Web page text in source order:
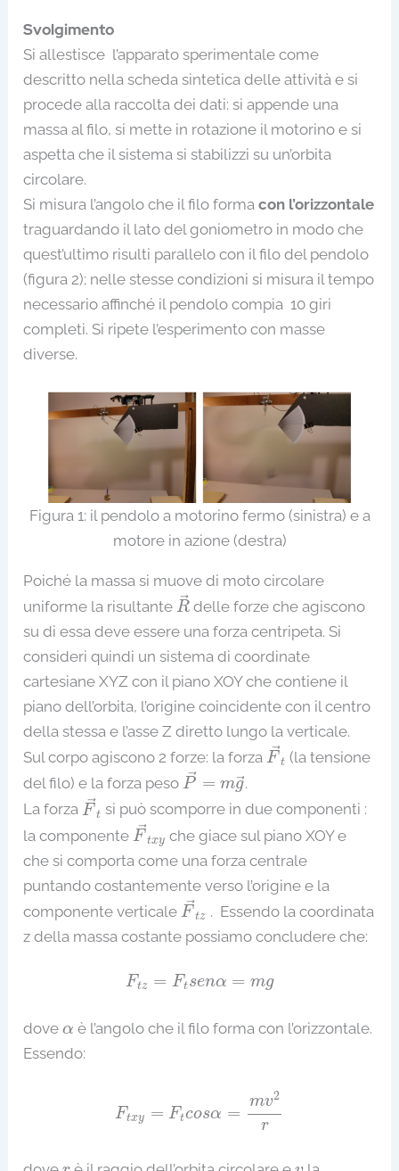
Svolgimento
Si allestisce l’apparato sperimentale come
descritto nella scheda sintetica delle attività e si
procede alla raccolta dei dati: si appende una
massa al filo, si mette in rotazione il motorino e si
aspetta che il sistema si stabilizzi su un’orbita
circolare.
Si misura l’angolo che il filo formacon l’orizzontale
traguardando il lato del goniometro in modo che
quest’ultimo risulti parallelo con il filo del pendolo
(figura 2); nelle stesse condizioni si misura il tempo
necessario affinché il pendolo compia 10 giri
completi. Si ripete l’esperimento con masse
diverse.
Figura 1: il pendolo a motorino fermo (sinistra) e a
motore in azione (destra)
Poiché la massa si muove di moto circolare
uniforme la risultante →
R
R
delle forze che agiscono
su di essa deve essere una forza centripeta. Si
consideri quindi un sistema di coordinate
cartesiane XYZ con il piano XOY che contiene il
piano dell’orbita, l’origine coincidente con il centro
della stessa e l’asse Z diretto lungo la verticale.
Sul corpo agiscono 2 forze: la forza →
F t
F→
(la tensione
del filo) e la forza peso →
P = m→
g
P→ g
.
La forza →
F t
F→
si può scomporre in due componenti :
la componente →
F txy
F→
che giace sul piano XOY e
che si comporta come una forza centrale
puntando costantemente verso l’origine e la
componente verticale →
F tz
F→
. Essendo la coordinata
z della massa costante possiamo concludere che:
Ftz = Ftsenα = mg
F Ft senα mg
doveα
α è l’angolo che il filo forma con l’orizzontale.
Essendo:
Ftxy = Ftcosα =
mv2
r
r
r v